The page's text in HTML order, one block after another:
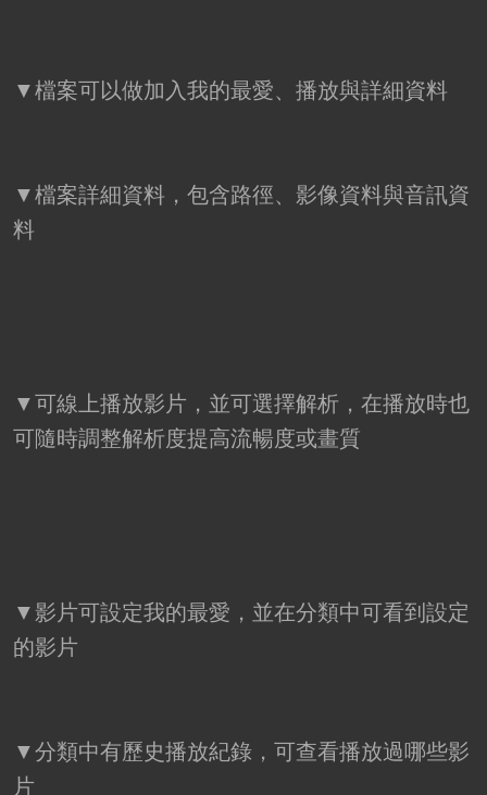
▼檔案可以做加入我的最愛、播放與詳細資料
▼檔案詳細資料，包含路徑、影像資料與音訊資
料
▼可線上播放影片，並可選擇解析，在播放時也
可隨時調整解析度提高流暢度或畫質
▼影片可設定我的最愛，並在分類中可看到設定
的影片
▼分類中有歷史播放紀錄，可查看播放過哪些影
片